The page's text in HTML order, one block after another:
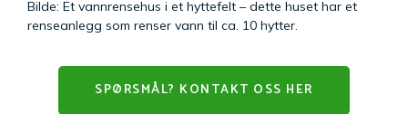
Bilde: Et vannrensehus i et hyttefelt – dette huset har et
renseanlegg som renser vann til ca. 10 hytter.
SPØRSMÅL? KONTAKT OSS HER